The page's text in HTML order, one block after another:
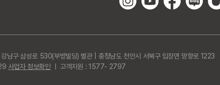
남구 삼성로 530(부방빌딩) 별관 | 충청남도 천안시 서북구 입장면 망향로 1223
사업자 정보확인 ㅣ 고객지원 : 1577- 2797